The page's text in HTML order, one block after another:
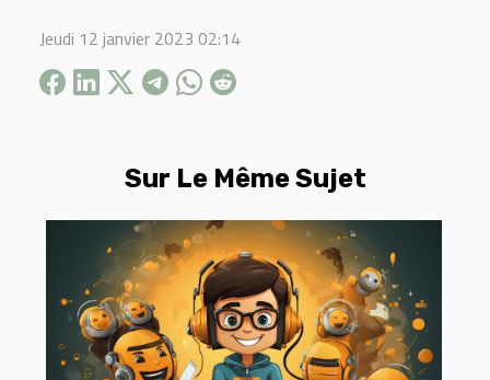
Sur Le Même Sujet
Jeudi 12 janvier 2023 02:14